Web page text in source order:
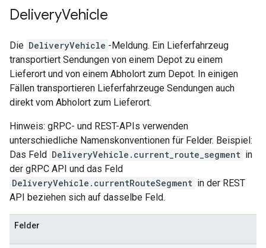
DeliveryVehicle
Die DeliveryVehicle -Meldung. Ein Lieferfahrzeug
transportiert Sendungen von einem Depot zu einem
Lieferort und von einem Abholort zum Depot. In einigen
Fällen transportieren Lieferfahrzeuge Sendungen auch
direkt vom Abholort zum Lieferort.
Hinweis: gRPC- und REST-APIs verwenden
unterschiedliche Namenskonventionen für Felder. Beispiel:
Das Feld DeliveryVehicle.current_route_segment in
der gRPC API und das Feld
DeliveryVehicle.currentRouteSegment in der REST
API beziehen sich auf dasselbe Feld.
Felder